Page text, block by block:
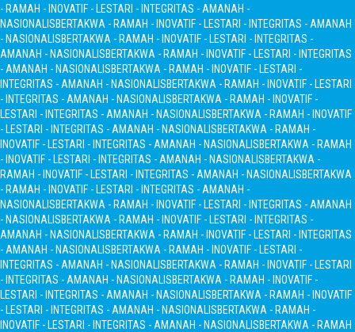
- RAMAH - INOVATIF - LESTARI - INTEGRITAS - AMANAH -
NASIONALISBERTAKWA - RAMAH - INOVATIF - LESTARI - INTEGRITAS - AMANAH
- NASIONALISBERTAKWA - RAMAH - INOVATIF - LESTARI - INTEGRITAS -
AMANAH - NASIONALISBERTAKWA - RAMAH - INOVATIF - LESTARI - INTEGRITAS
- AMANAH - NASIONALISBERTAKWA - RAMAH - INOVATIF - LESTARI -
INTEGRITAS - AMANAH - NASIONALISBERTAKWA - RAMAH - INOVATIF - LESTARI
- INTEGRITAS - AMANAH - NASIONALISBERTAKWA - RAMAH - INOVATIF -
LESTARI - INTEGRITAS - AMANAH - NASIONALISBERTAKWA - RAMAH - INOVATIF
- LESTARI - INTEGRITAS - AMANAH - NASIONALISBERTAKWA - RAMAH -
INOVATIF - LESTARI - INTEGRITAS - AMANAH - NASIONALISBERTAKWA - RAMAH
- INOVATIF - LESTARI - INTEGRITAS - AMANAH - NASIONALISBERTAKWA -
RAMAH - INOVATIF - LESTARI - INTEGRITAS - AMANAH - NASIONALISBERTAKWA
- RAMAH - INOVATIF - LESTARI - INTEGRITAS - AMANAH -
NASIONALISBERTAKWA - RAMAH - INOVATIF - LESTARI - INTEGRITAS - AMANAH
- NASIONALISBERTAKWA - RAMAH - INOVATIF - LESTARI - INTEGRITAS -
AMANAH - NASIONALISBERTAKWA - RAMAH - INOVATIF - LESTARI - INTEGRITAS
- AMANAH - NASIONALISBERTAKWA - RAMAH - INOVATIF - LESTARI -
INTEGRITAS - AMANAH - NASIONALISBERTAKWA - RAMAH - INOVATIF - LESTARI
- INTEGRITAS - AMANAH - NASIONALISBERTAKWA - RAMAH - INOVATIF -
LESTARI - INTEGRITAS - AMANAH - NASIONALISBERTAKWA - RAMAH - INOVATIF
- LESTARI - INTEGRITAS - AMANAH - NASIONALISBERTAKWA - RAMAH -
INOVATIF - LESTARI - INTEGRITAS - AMANAH - NASIONALISBERTAKWA - RAMAH